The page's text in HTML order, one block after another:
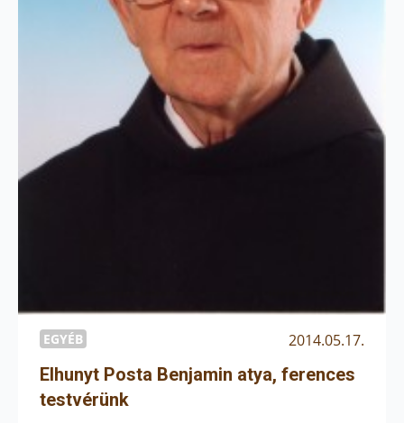
EGYÉB 2014.05.17.
Elhunyt Posta Benjamin atya, ferences
testvérünk